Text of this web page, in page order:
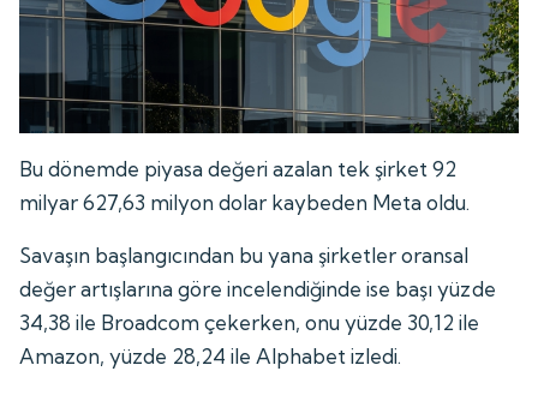
Bu dönemde piyasa değeri azalan tek şirket 92
milyar 627,63 milyon dolar kaybeden Meta oldu.
Savaşın başlangıcından bu yana şirketler oransal
değer artışlarına göre incelendiğinde ise başı yüzde
34,38 ile Broadcom çekerken, onu yüzde 30,12 ile
Amazon, yüzde 28,24 ile Alphabet izledi.